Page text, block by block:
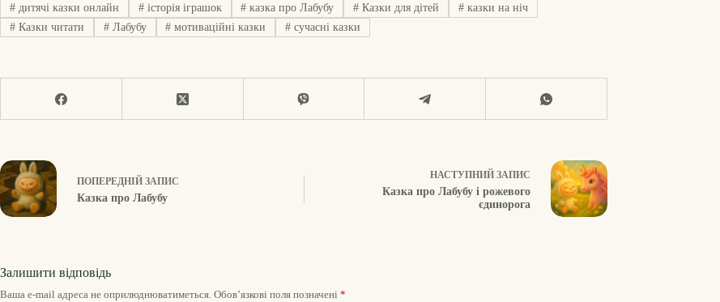
#дитячі казки онлайн #історія іграшок # казка про Лабубу # Казки для дітей # казки на ніч
#Казки читати #Лабубу # мотиваційні казки # сучасні казки
ПОПЕРЕДНІЙ ЗАПИС
Казка про Лабубу
НАСТУПНИЙ ЗАПИС
Казка про Лабубу і рожевого
єдинорога
Залишити відповідь
Ваша e-mail адреса не оприлюднюватиметься. Обов’язкові поля позначені *